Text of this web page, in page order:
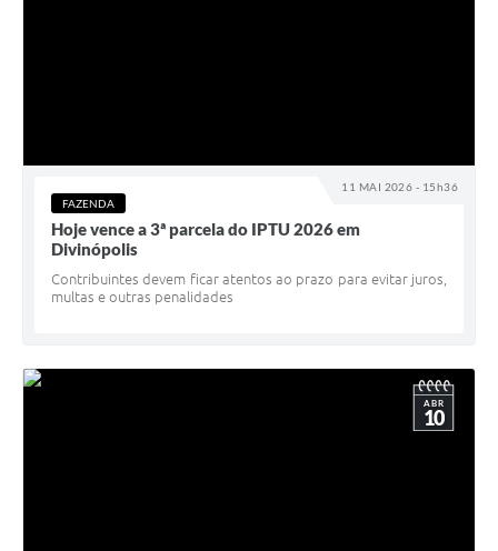
11 MAI 2026 - 15h36
FAZENDA
Hoje vence a 3ª parcela do IPTU 2026 em
Divinópolis
Contribuintes devem ficar atentos ao prazo para evitar juros,
multas e outras penalidades
ABR
10